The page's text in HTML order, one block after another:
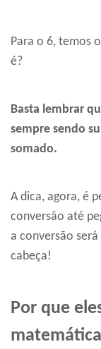
Para o 6, temos
é?
Basta lembrar
sempre sendo
somado.
A dica, agora, é
conversão até
a conversão
cabeça!
Por que